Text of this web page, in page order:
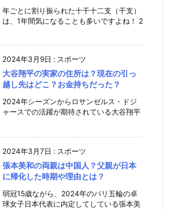
年ごとに割り振られた十干十二支（干支）
は、1年間気になることも多いですよね！ 2
2024年3月9日 : スポーツ
大谷翔平の実家の住所は？現在の引っ
越し先はどこ？お金持ちだった？
2024年シーズンからロサンゼルス・ドジ
ャースでの活躍が期待されている大谷翔平
2024年3月7日 : スポーツ
張本美和の両親は中国人？父親が日本
に帰化した時期や理由とは？
弱冠15歳ながら、2024年のパリ五輪の卓
球女子日本代表に内定してしている張本美